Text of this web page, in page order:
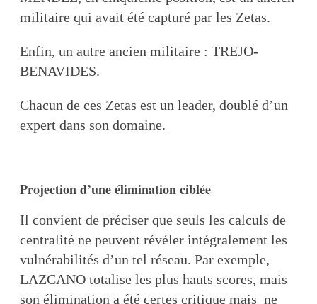
militaire qui avait été capturé par les Zetas.
Enfin, un autre ancien militaire : TREJO-
BENAVIDES.
Chacun de ces Zetas est un leader, doublé d’un
expert dans son domaine.
Projection d’une élimination ciblée
Il convient de préciser que seuls les calculs de
centralité ne peuvent révéler intégralement les
vulnérabilités d’un tel réseau. Par exemple,
LAZCANO totalise les plus hauts scores, mais
son élimination a été certes critique mais ne